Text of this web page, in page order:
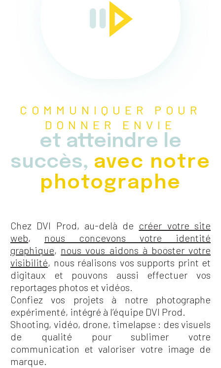
COMMUNIQUER POUR
DONNER ENVIE
et atteindre le
succès, avec notre
photographe
Chez DVI Prod, au-delà de créer votre site
web, nous concevons votre identité
graphique, nous vous aidons à booster votre
visibilité, nous réalisons vos supports print et
digitaux et pouvons aussi effectuer vos
reportages photos et vidéos.
Confiez vos projets à notre photographe
expérimenté, intégré à l’équipe DVI Prod.
Shooting, vidéo, drone, timelapse : des visuels
de qualité pour sublimer votre
communication et valoriser votre image de
marque.